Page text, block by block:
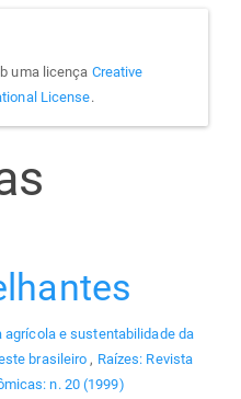
uma licença Creative
License.
agrícola e sustentabilidade da
brasileiro , Raízes: Revista
n. 20 (1999)